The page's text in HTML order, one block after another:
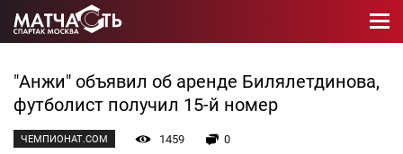
"Анжи" объявил об аренде Билялетдинова,
футболист получил 15-й номер
ЧЕМПИОНАТ.COM 1459
0